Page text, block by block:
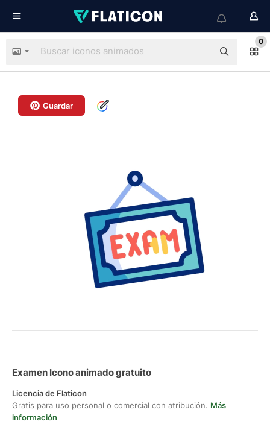
0
Guardar
Examen Icono animado gratuito
Licencia de Flaticon
Gratis para uso personal o comercial con atribución. Más
información